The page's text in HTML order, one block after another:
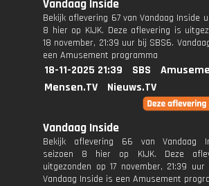
Vandaag Inside
Bekijk aflevering 67 van Vandaag Inside
8 hier op KIJK. Deze aflevering is
18 november, 21:39 uur bij SBS6.
een Amusement programma
18-11-2025 21:39 SBS
Mensen.TV
Nieuws.TV
Vandaag Inside
Bekijk aflevering 66 van Vandaag
seizoen 8 hier op KIJK. Deze
uitgezonden op 17 november, 21:39
Vandaag Inside is een Amusement